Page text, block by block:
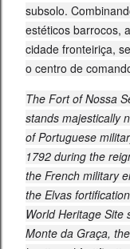
subsolo.
estéticos barrocos,
cidade fronteiriça,
o centro de
The Fort of Nossa
stands majestically
of Portuguese
1792 during the
the French military
the Elvas
World Heritage Site
Monte da Graça,